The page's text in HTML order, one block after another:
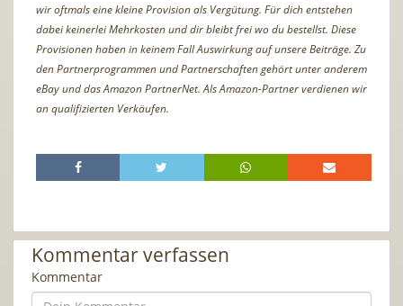
wir oftmals eine kleine Provision als Vergütung. Für dich entstehen
dabei keinerlei Mehrkosten und dir bleibt frei wo du bestellst. Diese
Provisionen haben in keinem Fall Auswirkung auf unsere Beiträge. Zu
den Partnerprogrammen und Partnerschaften gehört unter anderem
eBay und das Amazon PartnerNet. Als Amazon-Partner verdienen wir
an qualifizierten Verkäufen.
Kommentar verfassen
Kommentar